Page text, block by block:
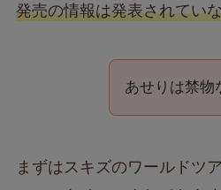
発売の情報は発表されてい
あせりは禁物
まずはスキズのワールドツ